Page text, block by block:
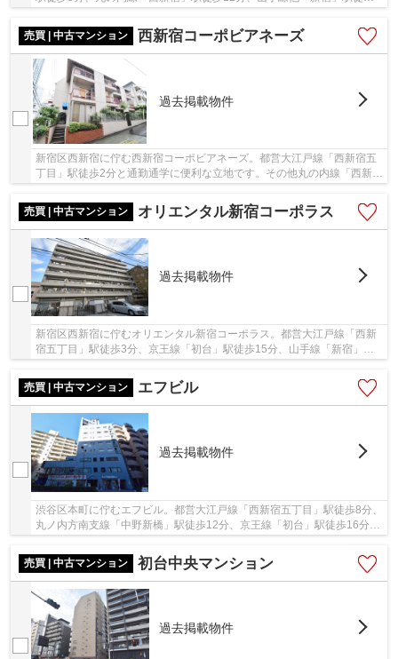
売買 | 中古マンション
西新宿コーポビアネーズ
過去掲載物件
新宿区西新宿に佇む西新宿コーポビアネーズ。都営大江戸線「西新宿五
丁目」駅徒歩2分と通勤通学に便利な立地です。その他丸の内線「西新
売買 | 中古マンション
オリエンタル新宿コーポラス
過去掲載物件
新宿区西新宿に佇むオリエンタル新宿コーポラス。都営大江戸線「西新
宿五丁目」駅徒歩3分、京王線「初台」駅徒歩15分、山手線「新宿」駅
売買 | 中古マンション
エフビル
過去掲載物件
渋谷区本町に佇むエフビル。都営大江戸線「西新宿五丁目」駅徒歩8分、
丸ノ内方南支線「中野新橋」駅徒歩12分、京王線「初台」駅徒歩16分。
ターミナル駅の山手線「新宿」駅へのアクセス...
売買 | 中古マンション
初台中央マンション
過去掲載物件